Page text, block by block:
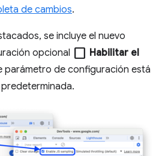
de cambios.
se incluye el nuevo
opcional check_box_outline_blank Habilitar el
parámetro de configuración está